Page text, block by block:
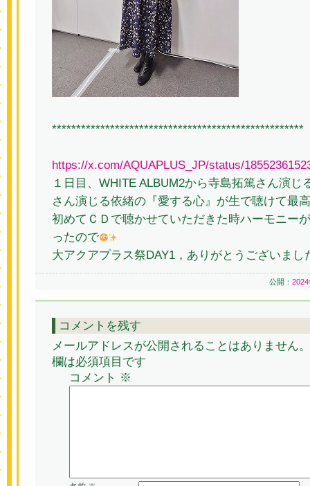
****************************************************
https://x.com/AQUAPLUS_JP/status/
１日目、WHITE ALBUM2から寺島拓篤さん演じ
さん演じる依緒の『愛する心』が生で聴けて最
初めてＣＤで聴かせていただきた時ハーモニー
ったので
大アクアプラス祭DAY1，ありがとうございまし
公開：
コメントを残す
メールアドレスが公開されることはありません。
欄は必須項目です
コメント ※